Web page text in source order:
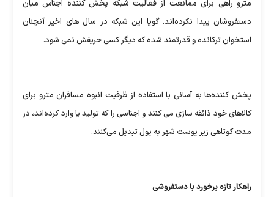
مترو راهی برای ممانعت از فعالیت شبکه پخش کننده اجناس میان
دستفروشان پیدا نکرده‌اند. گویا این شبکه در سال های اخیر آنچنان
استخوان ترکانده و قدرتمند شده که دیگر کسی حریفش نمی شود.
پخش کننده‌ها به آسانی با استفاده از ظرفیت انبوه مسافران مترو برای
کالاهای خود ذائقه سازی می کنند و اجناسی را که تولید یا وارد کرده‌اند، در
مدت کوتاهی زیر پوست شهر به پول تبدیل می‌کنند.
راهکار تازه برخورد با دستفروشی